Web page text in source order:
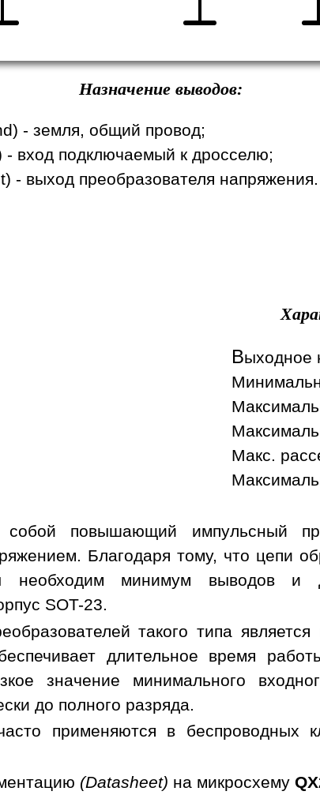
Назначение выводов:
- земля, общий провод;
- вход подключаемый к дросселю;
- выход преобразователя напряжения.
Выходное
Макс.
собой повышающий импульсный
Благодаря тому, что цепи
минимум выводов и
SOT-23.
такого типа
длительное время
значение минимального
до полного разряда.
применяются в беcпроводных
(Datasheet) на микросхему